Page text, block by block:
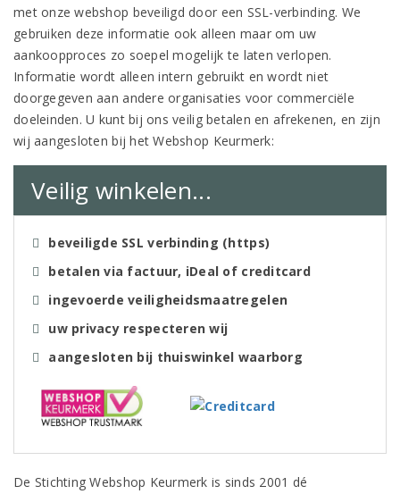
met onze webshop beveiligd door een SSL-verbinding. We
gebruiken deze informatie ook alleen maar om uw
aankoopproces zo soepel mogelijk te laten verlopen.
Informatie wordt alleen intern gebruikt en wordt niet
doorgegeven aan andere organisaties voor commerciële
doeleinden. U kunt bij ons veilig betalen en afrekenen, en zijn
wij aangesloten bij het Webshop Keurmerk:
Veilig winkelen...
beveiligde SSL verbinding (https)
betalen via factuur, iDeal of creditcard
ingevoerde veiligheidsmaatregelen
uw privacy respecteren wij
aangesloten bij thuiswinkel waarborg
De Stichting Webshop Keurmerk is sinds 2001 dé